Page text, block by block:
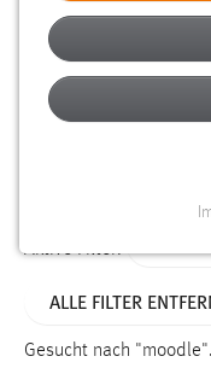
Erstellungsdatum
Alter
Aktive Filter:
ALLE FILTER
Gesucht nach "moodle".
Funktionen und